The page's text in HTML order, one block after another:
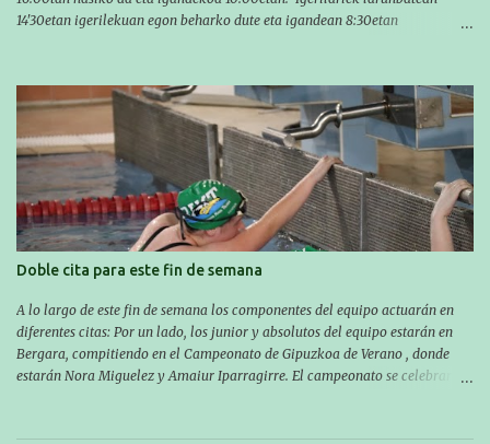
14'30etan igerilekuan egon beharko dute eta igandean 8:30etan
domingo los MASTERS tendrán el II TROFEO MASTER DE ZARAUTZ. La
competición se celebrará en Zarautz a las 16:00 la jornada del sabado y a
las 10:00 la del domingo. Los/las nadadores/as tendrán que estar en la
piscina a las 14:30 el sabado y a las 8:30 el domingo (polideportivo
Aritzbatalde). SERIES
Doble cita para este fin de semana
A lo largo de este fin de semana los componentes del equipo actuarán en
diferentes citas: Por un lado, los junior y absolutos del equipo estarán en
Bergara, compitiendo en el Campeonato de Gipuzkoa de Verano , donde
estarán Nora Miguelez y Amaiur Iparragirre. El campeonato se celebrará